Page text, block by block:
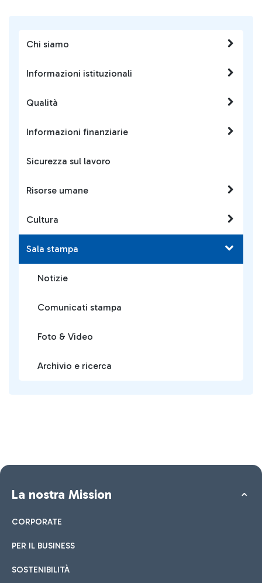
Chi siamo
Informazioni istituzionali
Qualità
Informazioni finanziarie
Sicurezza sul lavoro
Risorse umane
Cultura
Sala stampa
Notizie
Comunicati stampa
Foto & Video
Archivio e ricerca
La nostra Mission
CORPORATE
PER IL BUSINESS
SOSTENIBILITÀ